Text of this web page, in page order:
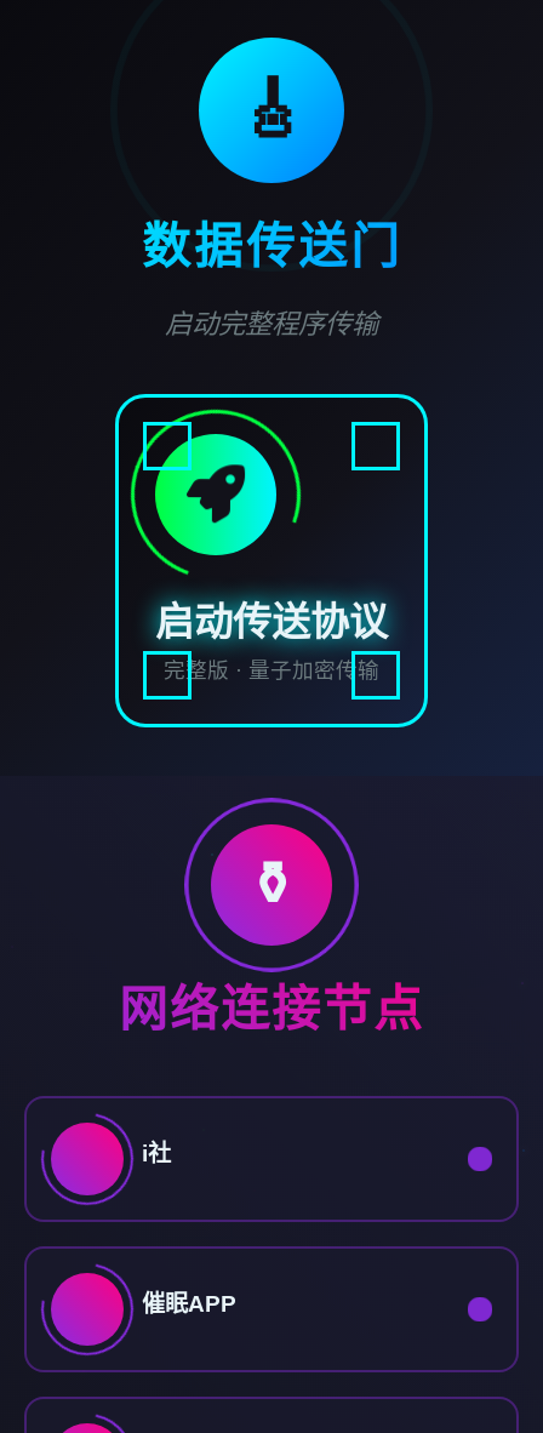
🎸
数据传送门
启动完整程序传输
启动传送协议
完整版 · 量子加密传输
⚱️
网络连接节点
i社
催眠APP